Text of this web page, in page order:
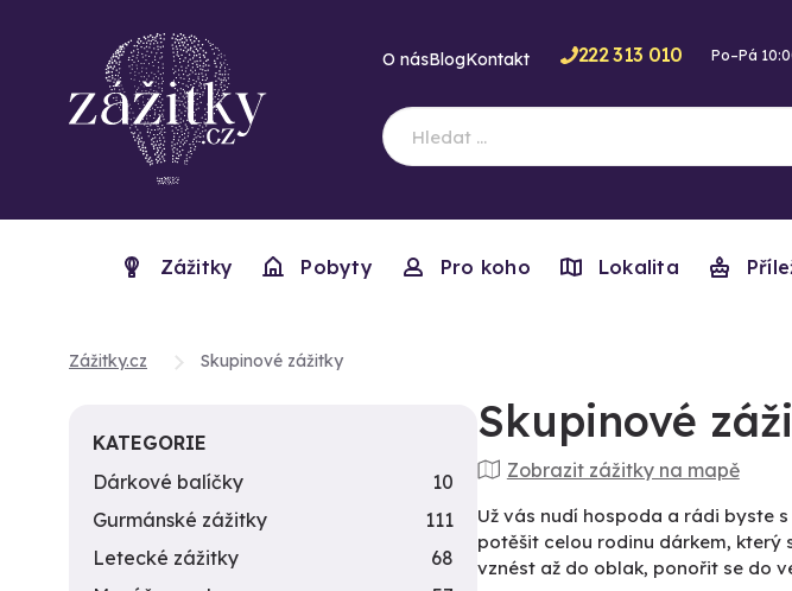
O násBlogKontakt 222 313 010 Po–Pá
Zážitky Pobyty Pro koho Lokalita
Zážitky.cz Skupinové zážitky
Skupinové
Zobrazit zážitky na mapě
Už vás nudí hospoda a rádi byste
potěšit celou rodinu dárkem, který
vznést až do oblak, ponořit se do
KATEGORIE
Dárkové balíčky
10
Gurmánské zážitky
111
Letecké zážitky
68